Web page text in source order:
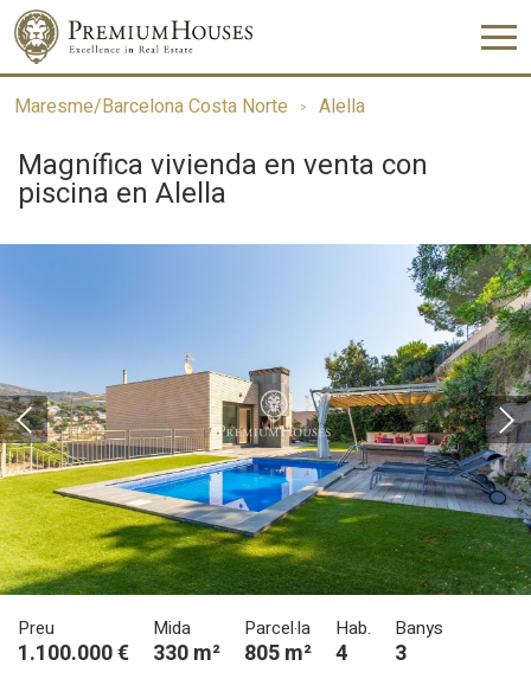
Maresme/Barcelona Costa Norte Alella
Magnífica vivienda en venta con
piscina en Alella
Preu
1.100.000 €
Mida
330 m²
Parcel·la
805 m²
Hab.
4
Banys
3